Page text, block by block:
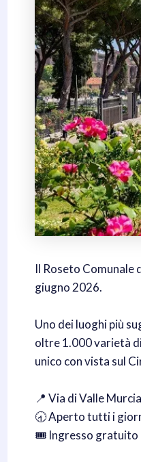
Il Roseto Comunale
giugno 2026.
Uno dei luoghi più
oltre 1.000 varietà
unico con vista sul
📍 Via di Valle
🕣 Aperto tutti i
🎟️ Ingresso gratuito